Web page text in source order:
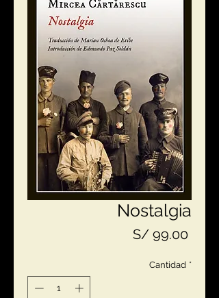
Nostalgia
S/ 99.00Precio
Cantidad *